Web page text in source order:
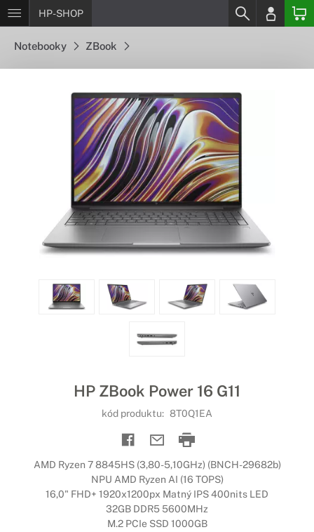
HP-SHOP
Notebooky ZBook
HP ZBook Power 16 G11
kód produktu: 8T0Q1EA
AMD Ryzen 7 8845HS (3,80-5,10GHz) (BNCH-29682b)
NPU AMD Ryzen AI (16 TOPS)
16,0" FHD+ 1920x1200px Matný IPS 400nits LED
32GB DDR5 5600MHz
M.2 PCIe SSD 1000GB